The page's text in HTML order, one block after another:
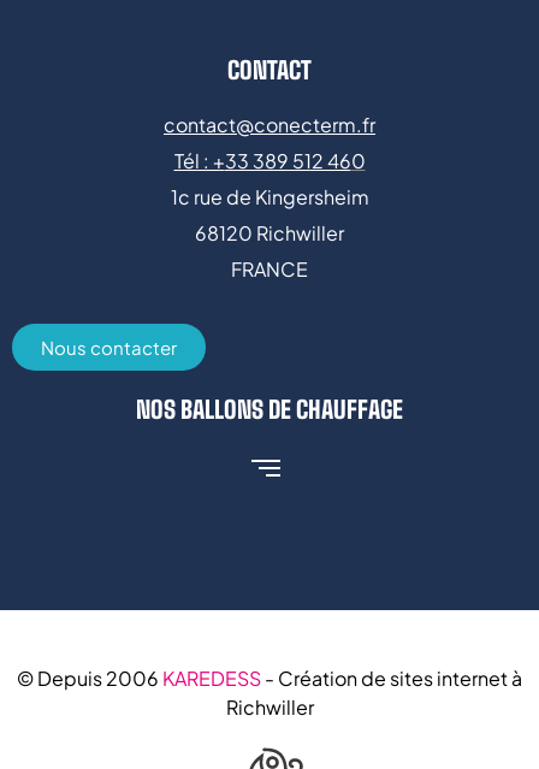
CONTACT
contact@conecterm.fr
Tél : +33 389 512 460
1c rue de Kingersheim
68120 Richwiller
FRANCE
Nous contacter
NOS BALLONS DE CHAUFFAGE
© Depuis 2006 KAREDESS- Création de sites internet à
Richwiller